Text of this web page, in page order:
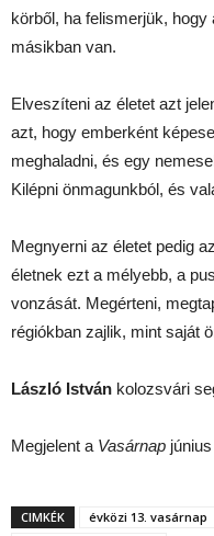
körből, ha felismerjük,
másikban van.
Elveszíteni az életet azt
azt, hogy emberként
meghaladni, és egy
Kilépni önmagunkból, és
Megnyerni az életet pedig
életnek ezt a mélyebb, a
vonzását. Megérteni,
régiókban zajlik, mint saját
László István kolozsvári
Megjelent a Vasárnap
CIMKÉK évközi 13. vasárnap